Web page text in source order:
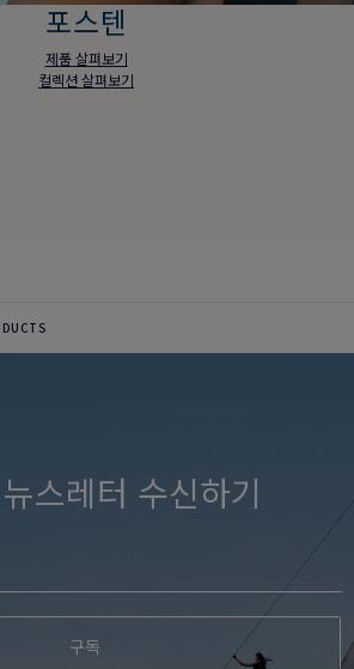
포스텐
제품 살펴보기
컬렉션 살펴보기
스레터 수신하기
구독